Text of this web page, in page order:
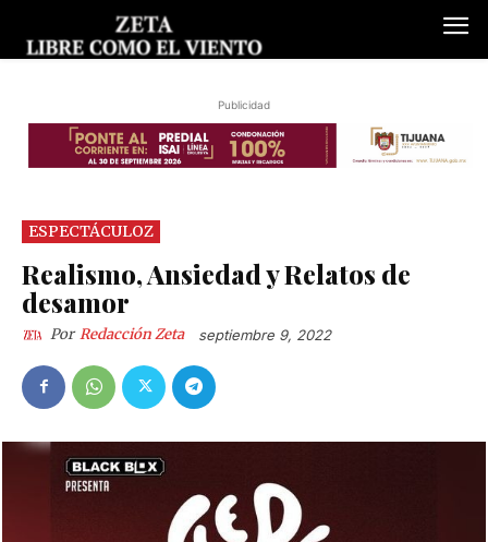
Publicidad
ESPECTÁCULOZ
Realismo, Ansiedad y Relatos de
desamor
Por Redacción Zeta septiembre 9, 2022